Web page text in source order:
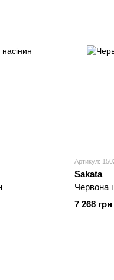
Артикул:
Sakata
Червона
7 268 грн